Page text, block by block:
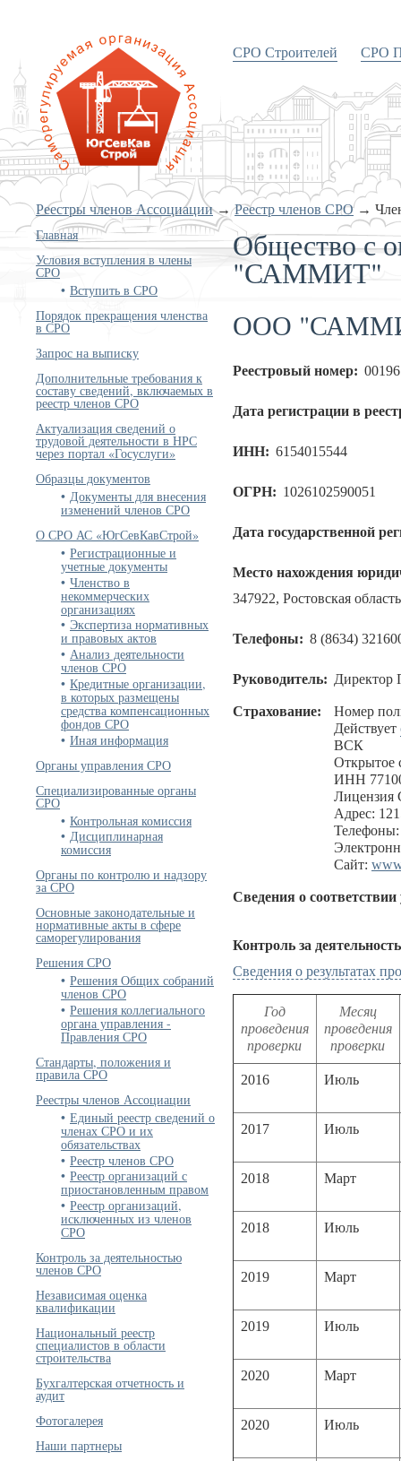
«Объединение строителей
Южного и Северо-Кавказского
округов»
СРО Строителей СРО
Реестры членов Ассоциации→Реестр членов СРО→
Главная
Условия вступления в члены
СРО
Вступить в СРО
Порядок прекращения членства
в СРО
Запрос на выписку
Дополнительные требования к
составу сведений, включаемых в
реестр членов СРО
Актуализация сведений о
трудовой деятельности в НРС
через портал «Госуслуги»
Образцы документов
Документы для внесения
изменений членов СРО
О СРО АС «ЮгСевКавСтрой»
Регистрационные и
учетные документы
Членство в
некоммерческих
организациях
Экспертиза нормативных
и правовых актов
Анализ деятельности
членов СРО
Кредитные организации,
в которых размещены
средства компенсационных
фондов СРО
Иная информация
Органы управления СРО
Специализированные органы
СРО
Контрольная комиссия
Дисциплинарная
комиссия
Органы по контролю и надзору
за СРО
Основные законодательные и
нормативные акты в сфере
саморегулирования
Решения СРО
Решения Общих собраний
членов СРО
Решения коллегиального
органа управления -
Правления СРО
Стандарты, положения и
правила СРО
Реестры членов Ассоциации
Единый реестр сведений о
членах СРО и их
обязательствах
Реестр членов СРО
Реестр организаций с
приостановленным правом
Реестр организаций,
исключенных из членов
СРО
Контроль за деятельностью
членов СРО
Независимая оценка
квалификации
Национальный реестр
специалистов в области
строительства
Бухгалтерская отчетность и
аудит
Фотогалерея
Наши партнеры
Общество с
"САММИТ"
ООО
Реестровый номер: 00196
Дата регистрации в
ИНН: 6154015544
ОГРН: 1026102590051
Дата государственной
Место нахождения
347922, Ростовская
Телефоны: 8 (8634)
Руководитель: Директор
Страхование:
Номер
Действует
ВСК
Открытое
ИНН
Лицензия
Адрес:
Телефоны:
Сайт:
Сведения о
Контроль за
Сведения о результатах
Год
проведения
проверки
Месяц
проведения
проверки
2016 Июль
2017 Июль
2018 Март
2018 Июль
2019 Март
2019 Июль
2020 Март
2020 Июль